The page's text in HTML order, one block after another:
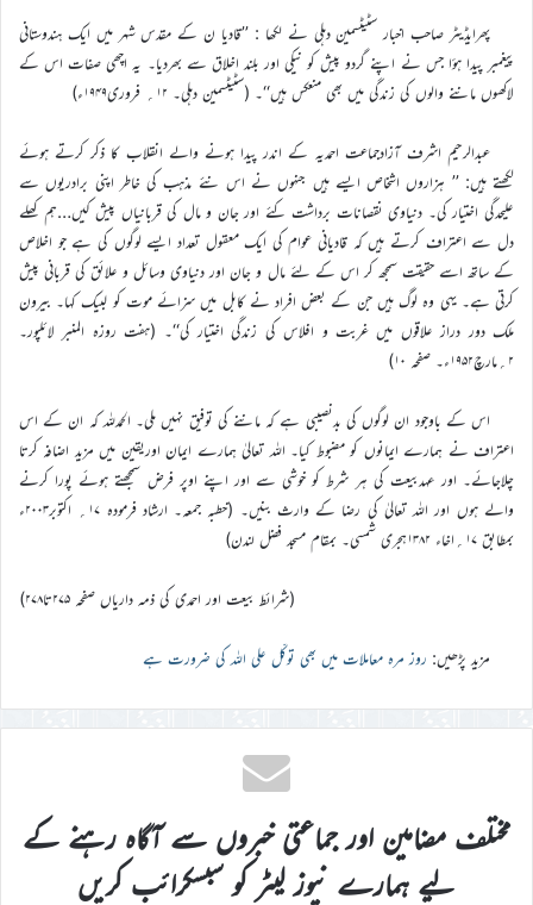
پھرایڈیٹر صاحب اخبار سٹیٹسمین دہلی نے لکھا : ’’قادیا ن کے مقدس شہر میں ایک ہندوستانی
پیغمبر پیدا ہؤا جس نے اپنے گردو پیش کو نیکی اور بلند اخلاق سے بھردیا۔ یہ اچھی صفات اس کے
لاکھوں ماننے والوں کی زندگی میں بھی منعکس ہیں‘‘۔ (سٹیٹسمین دہلی۔ ۱۲؍ فروری۱۹۴۹ء)
عبدالرحیم اشرف آزادجماعت احمدیہ کے اندر پیدا ہونے والے انقلاب کا ذکر کرتے ہوئے
لکھتے ہیں: ’’ ہزاروں اشخاص ایسے ہیں جنہوں نے اس نئے مذہب کی خاطر اپنی برادریوں سے
علیحدگی اختیار کی۔ دنیاوی نقصانات برداشت کئے اور جان و مال کی قربانیاں پیش کیں…ہم کھلے
دل سے اعتراف کرتے ہیں کہ قادیانی عوام کی ایک معقول تعداد ایسے لوگوں کی ہے جو اخلاص
کے ساتھ اسے حقیقت سمجھ کر اس کے لئے مال و جان اور دنیاوی وسائل و علائق کی قربانی پیش
کرتی ہے۔ یہی وہ لوگ ہیں جن کے بعض افراد نے کابل میں سزائے موت کو لبیک کہا۔ بیرون
ملک دور دراز علاقوں میں غربت و افلاس کی زندگی اختیار کی‘‘۔ (ہفت روزہ المنبر لائلپور۔
۲؍مارچ۱۹۵۲ء۔ صفحہ ۱۰)
اس کے باوجود ان لوگوں کی بدنصیبی ہے کہ ماننے کی توفیق نہیں ملی۔ الحمدللہ کہ ان کے اس
اعتراف نے ہمارے ایمانوں کو مضبوط کیا۔ اللہ تعالیٰ ہمارے ایمان اوریقین میں مزید اضافہ کرتا
چلاجائے۔ اور عہدبیعت کی ہر شرط کو خوشی سے اور اپنے اوپر فرض سمجھتے ہوئے پورا کرنے
والے ہوں اور اللہ تعالیٰ کی رضا کے وارث بنیں۔ (خطبہ جمعہ۔ ارشاد فرمودہ ۱۷؍ اکتوبر۲۰۰۳ء
بمطابق ۱۷؍اخاء ۱۳۸۲ہجری شمسی۔ بمقام مسجد فضل لندن)
(شرائط بیعت اور احمدی کی ذمہ داریاں صفحہ ۲۷۵تا۲۷۸)
مزید پڑھیں: روز مرہ معاملات میں بھی توکّل علی اللہ کی ضرورت ہے
مختلف مضامین اور جماعتی خبروں سے آگاہ رہنے کے
لیے ہمارے نیوز لیٹر کو سبسکرائب کریں